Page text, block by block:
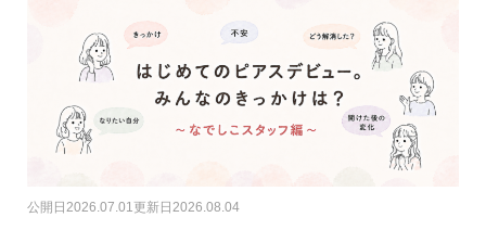
なでしこスタイルの
安心サポート
公開日 2026.07.01更新日 2026.08.04